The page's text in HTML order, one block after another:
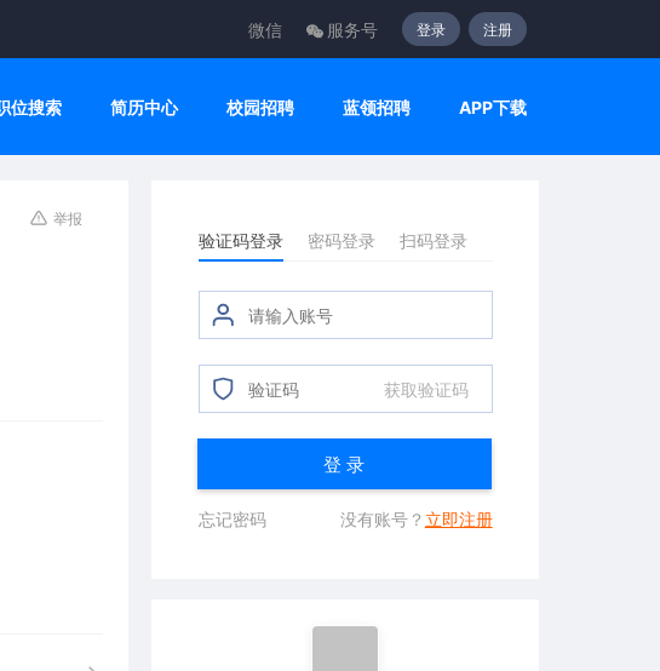
微信 服务号 登录 注册
位搜索 简历中心 校园招聘 蓝领招聘 APP下载
举报
验证码登录 密码登录 扫码登录
获取验证码
登 录
忘记密码 没有账号？ 立即注册